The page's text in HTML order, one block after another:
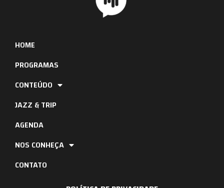
HOME
PROGRAMAS
CONTEÚDO
JAZZ & TRIP
AGENDA
NOS CONHEÇA
CONTATO